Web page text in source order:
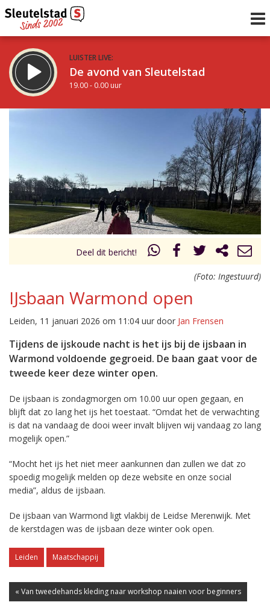
LUISTER LIVE:
De avond van Sleutelstad
19.00 - 0.00 uur
STRAKS:
Volgend uur
Inklappen
Deel dit bericht!
(Foto: Ingestuurd)
IJsbaan Warmond open
Leiden, 11 januari 2026 om 11:04 uur door Jan Frensen
Tijdens de ijskoude nacht is het ijs bij de ijsbaan in
Warmond voldoende gegroeid. De baan gaat voor de
tweede keer deze winter open.
De ijsbaan is zondagmorgen om 10.00 uur open gegaan, en
blijft dat zo lang het ijs het toestaat. “Omdat het de verwachting
is dat na vandaag de dooi weer invalt blijven wij vandaag zo lang
mogelijk open.”
“Mocht het ijs het niet meer aankunnen dan zullen we dat zo
spoedig mogelijk melden op deze website en onze social
media”, aldus de ijsbaan.
De ijsbaan van Warmond ligt vlakbij de Leidse Merenwijk. Met
de kerstdagen was de ijsbaan deze winter ook open.
Leiden Maatschappij
« Van tweedehands kleding naar workshop naaien voor beginners